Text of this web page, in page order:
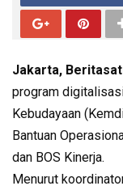
Jakarta,
program
Kebudayaan
Bantuan
dan BOS Kinerja.
Menurut